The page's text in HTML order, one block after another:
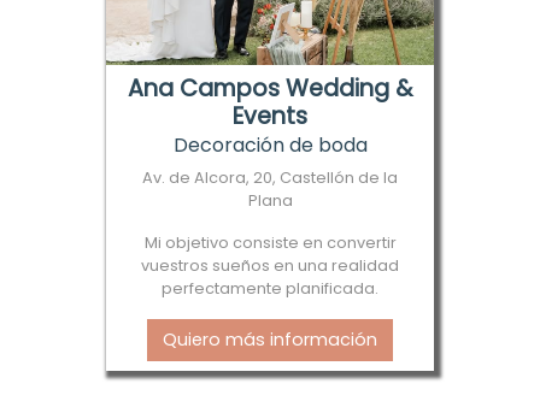
Ana Campos Wedding &
Events
Decoración de boda
Av. de Alcora, 20, Castellón de la
Plana
Mi objetivo consiste en convertir
vuestros sueños en una realidad
perfectamente planificada.
Quiero más información